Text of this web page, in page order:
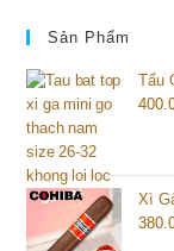
Sản Phẩm
Tẩu
Xì